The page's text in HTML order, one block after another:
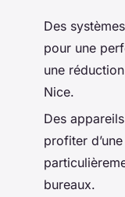
Des
pour une
une
Nice.
Des
profiter
bureaux.